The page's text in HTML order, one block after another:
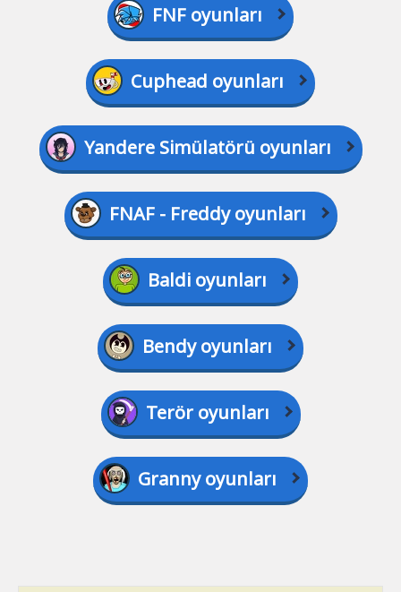
FNF oyunları
Cuphead oyunları
Yandere Simülatörü oyunları
FNAF - Freddy oyunları
Baldi oyunları
Bendy oyunları
Terör oyunları
Granny oyunları